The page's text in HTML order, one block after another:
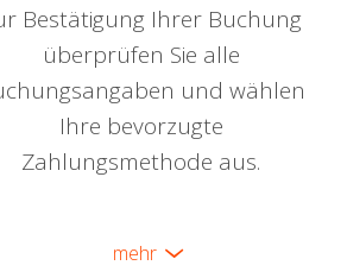
Bestätigung Ihrer Buchung
überprüfen Sie alle
und wählen
Ihre bevorzugte
Zahlungsmethode aus.
mehr